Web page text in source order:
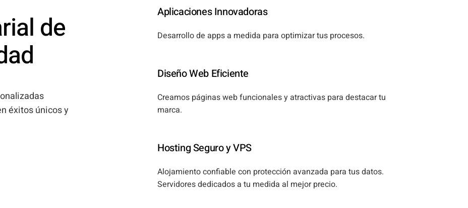
de
éxitos únicos y
Aplicaciones Innovadoras
Desarrollo de apps a medida para optimizar tus procesos.
Diseño Web Eficiente
Creamos páginas web funcionales y atractivas para destacar tu
marca.
Hosting Seguro y VPS
Alojamiento confiable con protección avanzada para tus datos.
Servidores dedicados a tu medida al mejor precio.